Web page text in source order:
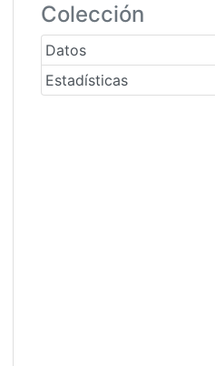
Colección
Datos
Estadísticas